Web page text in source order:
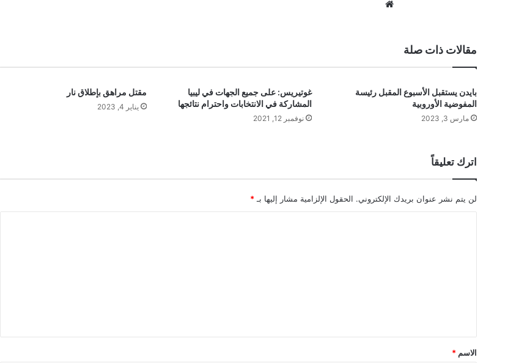
مقالات ذات صلة
بايدن يستقبل الأسبوع المقبل رئيسة
المفوضية الأوروبية
مارس 3, 2023
غوتيريس: على جميع الجهات في ليبيا
المشاركة في الانتخابات واحترام نتائجها
نوفمبر 12, 2021
مقتل مراهق بإطلاق نار
يناير 4, 2023
اترك تعليقاً
لن يتم نشر عنوان بريدك الإلكتروني. الحقول الإلزامية مشار إليها بـ *
*
الاسم *